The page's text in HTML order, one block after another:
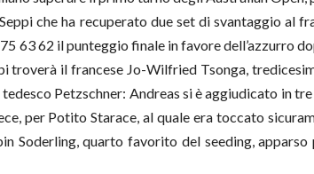
che ha recuperato due set di svantaggio al
63 62 il punteggio finale in favore dell’azzurro
troverà il francese Jo-Wilfried Tsonga,
Petzschner: Andreas si è aggiudicato in
per Potito Starace, al quale era toccato
Soderling, quarto favorito del seeding,